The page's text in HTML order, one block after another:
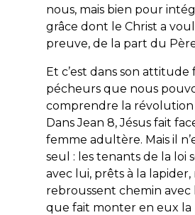
nous, mais bien pour
grâce dont le Christ a
preuve, de la part du
Et c’est dans son attitude
pécheurs que nous
comprendre la révolution
Dans Jean 8, Jésus fait
femme adultère. Mais il
seul : les tenants de la loi
avec lui, prêts à la lapider,
rebroussent chemin avec
que fait monter en eux la